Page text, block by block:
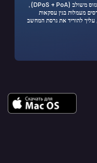
על ידי מילוי שני הקריטריונים של קונצנזוס משולב (DPoS + PoA),
מעמלות בגין עסקאות
עליך להוריד את גרסת המחשב